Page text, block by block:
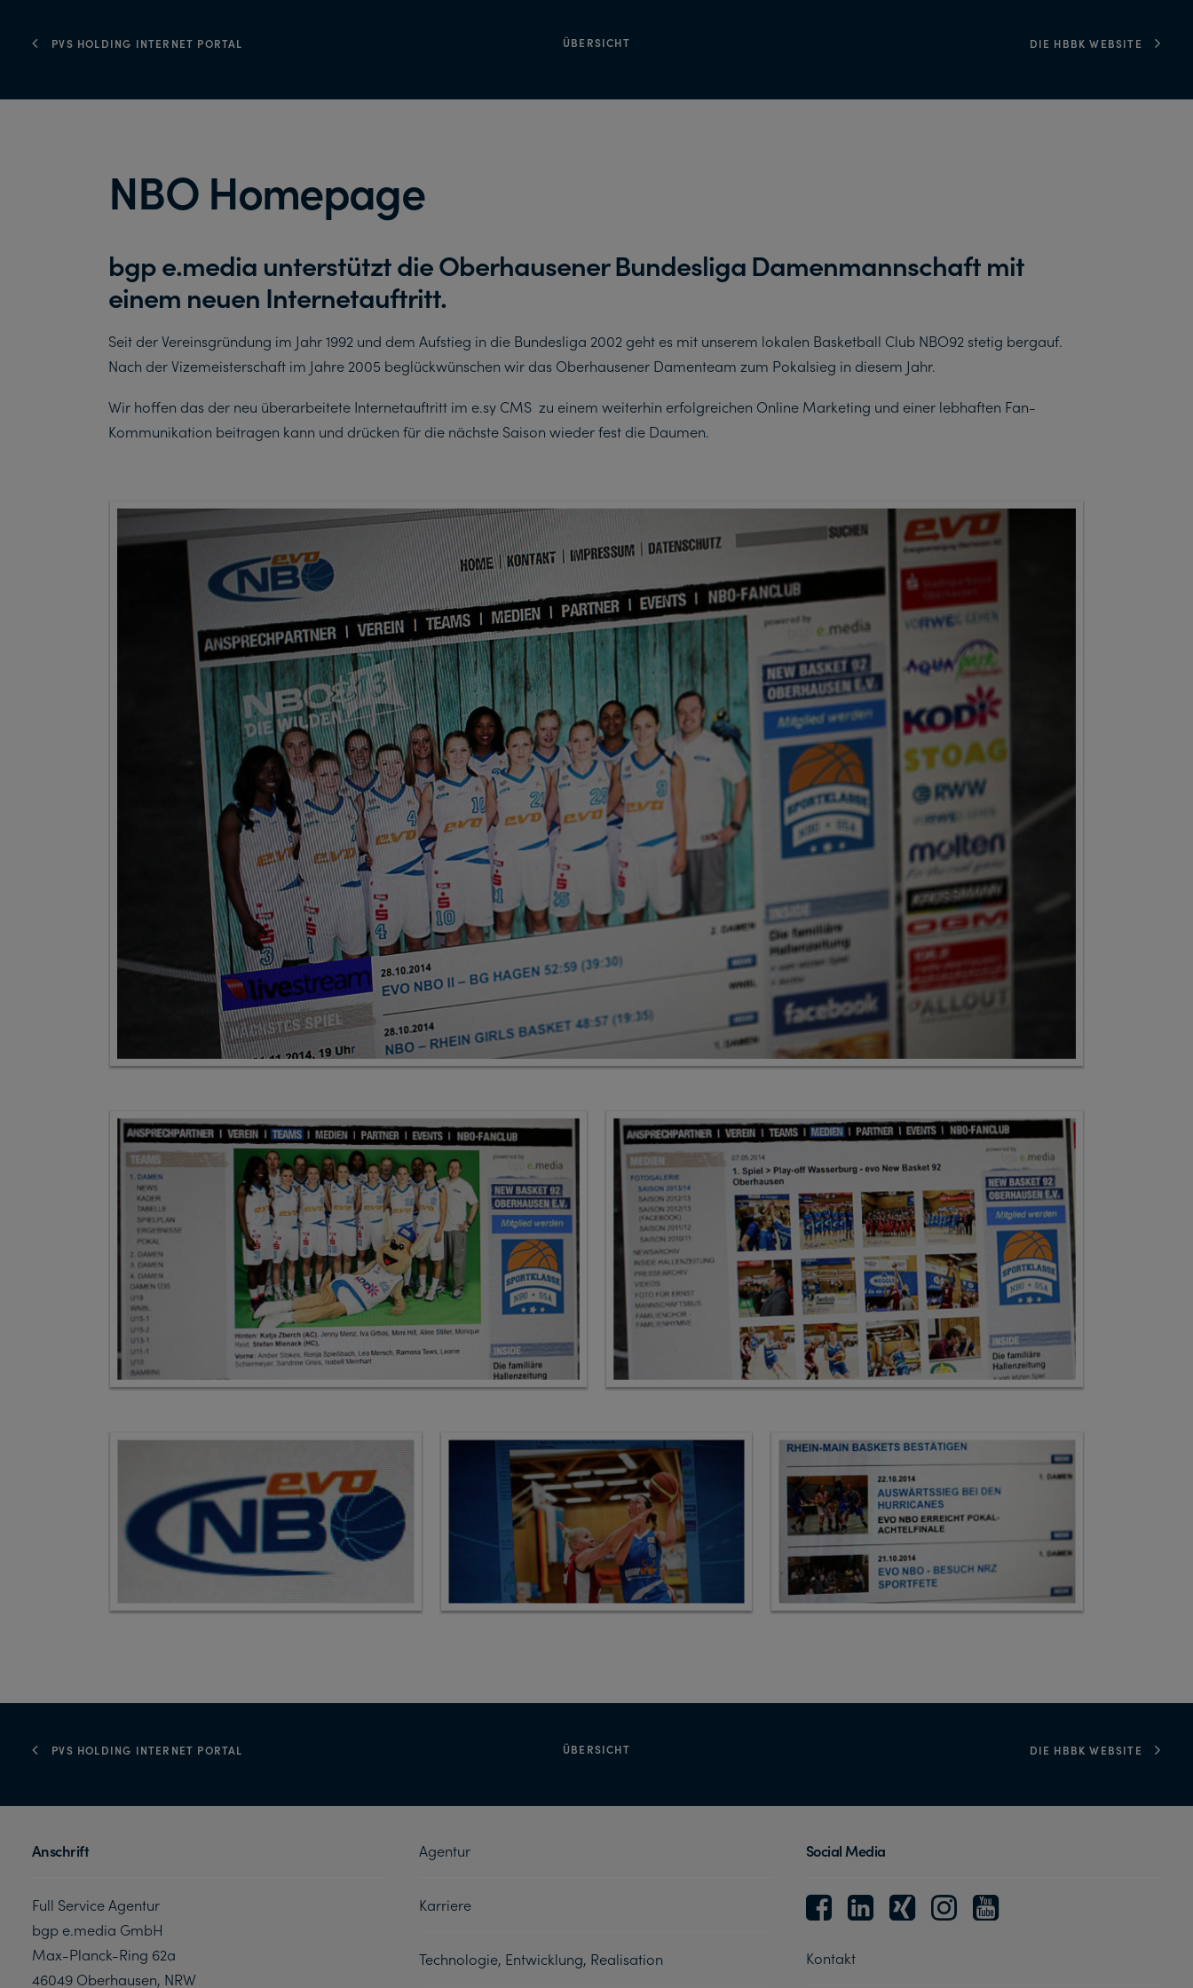
PVS HOLDING INTERNET PORTAL ÜBERSICHT DIE HBBK WEBSITE
NBO Homepage
bgp e.media unterstützt die Oberhausener Bundesliga Damenmannschaft mit
einem neuen Internetauftritt.
Seit der Vereinsgründung im Jahr 1992 und dem Aufstieg in die Bundesliga 2002 geht es mit unserem lokalen Basketball Club NBO92 stetig bergauf.
Nach der Vizemeisterschaft im Jahre 2005 beglückwünschen wir das Oberhausener Damenteam zum Pokalsieg in diesem Jahr.
Wir hoffen das der neu überarbeitete Internetauftritt im e.sy CMS zu einem weiterhin erfolgreichen Online Marketing und einer lebhaften Fan-
Kommunikation beitragen kann und drücken für die nächste Saison wieder fest die Daumen.
PVS HOLDING INTERNET PORTAL ÜBERSICHT DIE HBBK WEBSITE
Anschrift
Full Service Agentur
bgp e.media GmbH
Max-Planck-Ring 62a
46049 Oberhausen, NRW
Agentur
Karriere
Technologie, Entwicklung, Realisation
Social Media
Kontakt